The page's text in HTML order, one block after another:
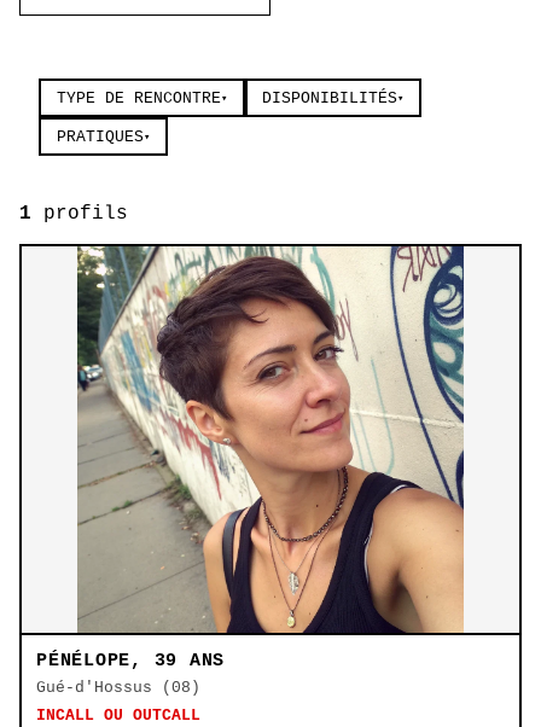
TYPE DE RENCONTRE▾ DISPONIBILITÉS▾
PRATIQUES▾
1 profils
PÉNÉLOPE, 39 ANS
Gué-d'Hossus (08)
INCALL OU OUTCALL